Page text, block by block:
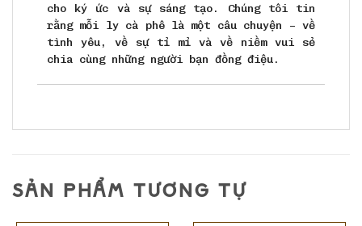
cho ký ức và sự sáng tạo. Chúng tôi tin
rằng mỗi ly cà phê là một câu chuyện – về
tình yêu, về sự tỉ mỉ và về niềm vui sẻ
chia cùng những người bạn đồng điệu.
SẢN PHẨM TƯƠNG TỰ